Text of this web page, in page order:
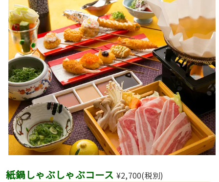
紙鍋しゃぶしゃぶコース ¥2,700(税別)